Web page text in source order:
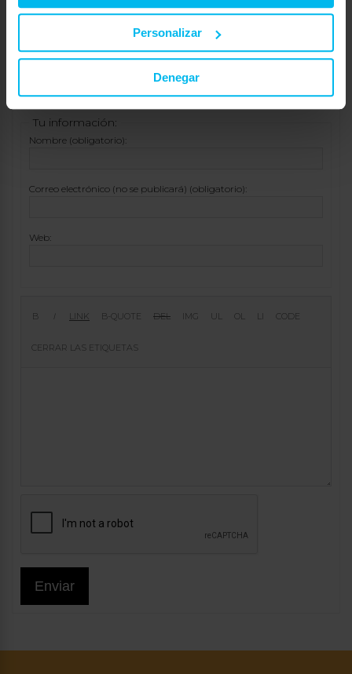
Personalizar
Denegar
merece la pena la Mlilly
Viendo 3 entradas - de la 1 a la 3 (de un total de 3)
Respuesta a: Responder #120928 en Almohadas
memoria de forma
Tu información:
Nombre (obligatorio):
Correo electrónico (no se publicará) (obligatorio):
Web:
Enviar